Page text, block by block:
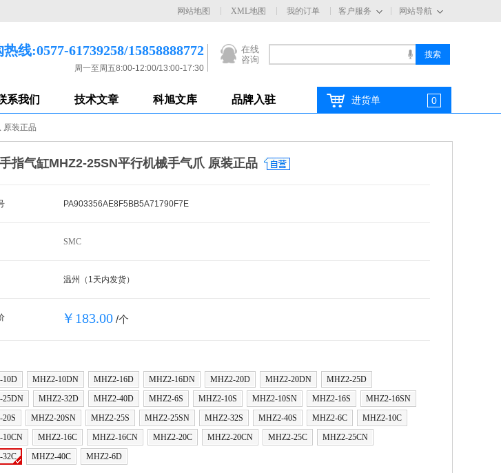
网站导航
客户服务
网站地图 XML地图 我的订单
在线
咨询
61739258/15858888772
周一至周五8:00-12:00/13:00-17:30
系我们 技术文章 科旭文库 品牌入驻 进货单 0
原装正品
指气缸MHZ2-25SN平行机械手气爪 原装正品
PA903356AE8F5BB5A71790F7E
SMC
温州（1天内发货）
￥183.00 /个
10D
MHZ2-10DN MHZ2-16D MHZ2-16DN MHZ2-20D MHZ2-20DN
MHZ2-25D
25DN
MHZ2-32D MHZ2-40D MHZ2-6S MHZ2-10S MHZ2-10SN MHZ2-16S
MHZ2-16SN
MHZ2-20SN MHZ2-25S MHZ2-25SN MHZ2-32S MHZ2-40S MHZ2-6C
MHZ2-10C
10CN
MHZ2-16C MHZ2-16CN MHZ2-20C MHZ2-20CN MHZ2-25C
MHZ2-25CN
32C
MHZ2-40C MHZ2-6D